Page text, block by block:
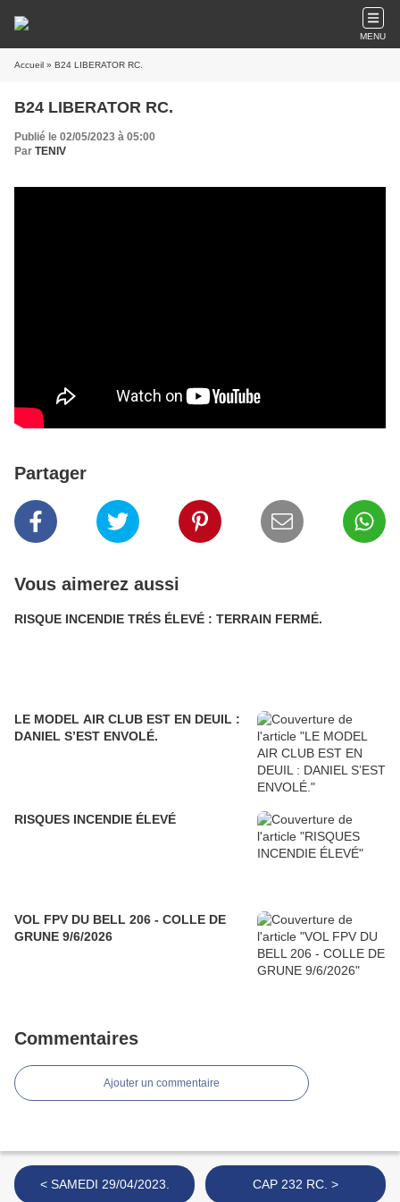
MENU
Accueil » B24 LIBERATOR RC.
B24 LIBERATOR RC.
Publié le 02/05/2023 à 05:00
Par TENIV
Partager
Vous aimerez aussi
RISQUE INCENDIE TRÉS ÉLEVÉ : TERRAIN FERMÉ.
LE MODEL AIR CLUB EST EN DEUIL :
DANIEL S’EST ENVOLÉ.
RISQUES INCENDIE ÉLEVÉ
VOL FPV DU BELL 206 - COLLE DE
GRUNE 9/6/2026
Commentaires
Ajouter un commentaire
< SAMEDI 29/04/2023. CAP 232 RC. >